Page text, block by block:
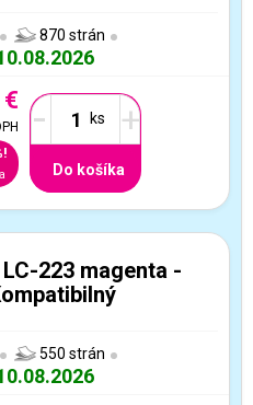
870 strán
- +
Do košíka
223 magenta -
550 strán